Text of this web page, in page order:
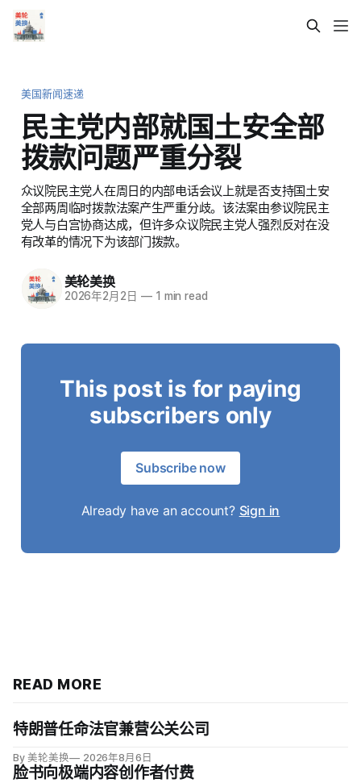
美国新闻速递
民主党内部就国土安全部
拨款问题严重分裂
众议院民主党人在周日的内部电话会议上就是否支持国土安
全部两周临时拨款法案产生严重分歧。该法案由参议院民主
党人与白宫协商达成，但许多众议院民主党人强烈反对在没
有改革的情况下为该部门拨款。
美轮美换
2026年2月2日 —1 min read
This post is for paying
subscribers only
Subscribe now
Already have an account? Sign in
READ MORE
特朗普任命法官兼营公关公司
By 美轮美换 2026年8月6日
脸书向极端内容创作者付费